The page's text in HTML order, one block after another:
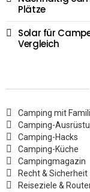
Plätze
Solar für
Vergleich
Camping mit
Camping-
Camping-Hacks
Camping-Küche
Campingmagazin
Recht & Sicherheit
Reiseziele &